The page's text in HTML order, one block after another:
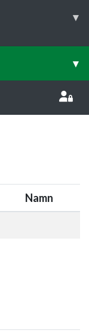
▾
▾
Namn